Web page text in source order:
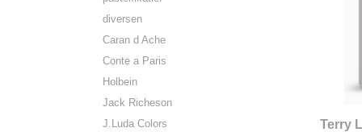
diversen
Caran d Ache
Conte a Paris
Holbein
Jack Richeson
J.Luda Colors
Terry